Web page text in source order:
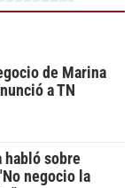
de Marina
a TN
habló sobre
negocio la